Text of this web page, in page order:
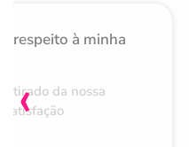
respeito à minha
da nossa
‹